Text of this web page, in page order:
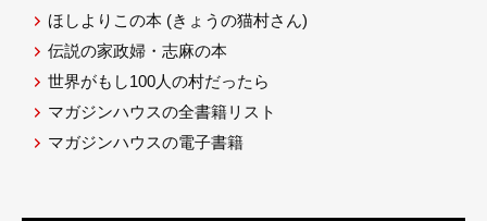
ほしよりこの本 (きょうの猫村さん)
伝説の家政婦・志麻の本
世界がもし100人の村だったら
マガジンハウスの全書籍リスト
マガジンハウスの電子書籍